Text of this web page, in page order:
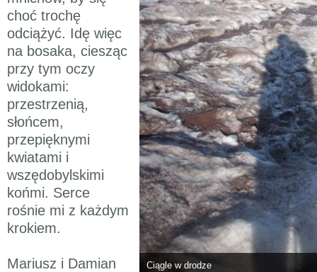
Ciągle w drodze
choć trochę
odciążyć. Idę więc
na bosaka, ciesząc
przy tym oczy
widokami:
przestrzenią,
słońcem,
przepięknymi
kwiatami i
wszędobylskimi
końmi. Serce
rośnie mi z każdym
krokiem.
Mariusz i Damian